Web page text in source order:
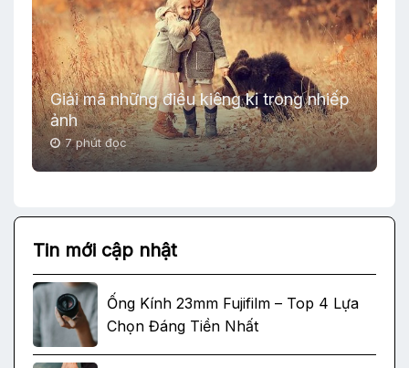
Giải mã những điều kiêng kị trong nhiếp
ảnh
7 phút đọc
Tin mới cập nhật
Ống Kính 23mm Fujifilm – Top 4 Lựa
Chọn Đáng Tiền Nhất